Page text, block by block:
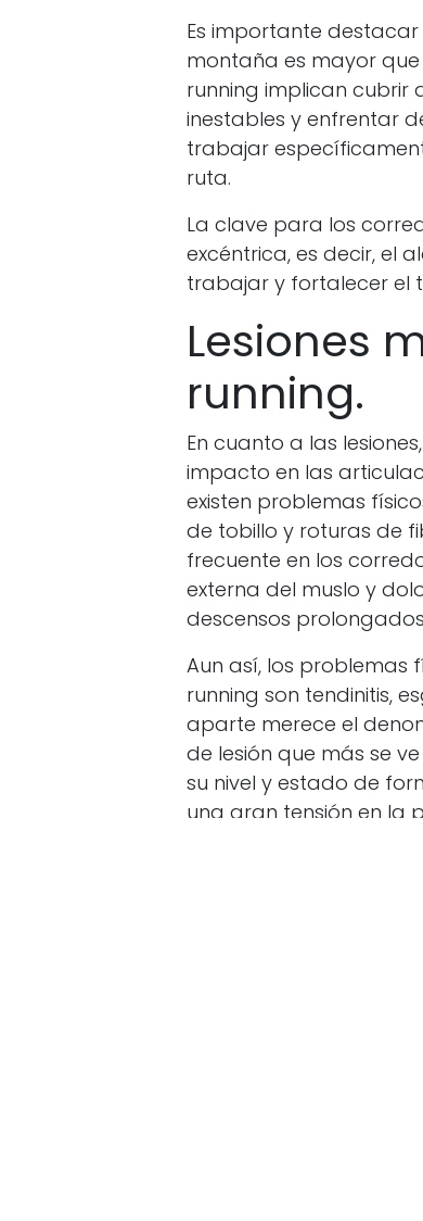
Es importante
montaña es mayor
running implican cubrir
inestables y enfrentar
trabajar
ruta.
La clave para los
excéntrica, es decir, el
trabajar y fortalecer el
Lesiones
running.
En cuanto a las
impacto en las
existen problemas
de tobillo y roturas de
frecuente en los
externa del muslo y
descensos
Aun así, los problemas
running son tendinitis,
aparte merece el
de lesión que más se
su nivel y estado de
una gran tensión en la